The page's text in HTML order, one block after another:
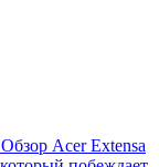
Обзор Acer Extensa